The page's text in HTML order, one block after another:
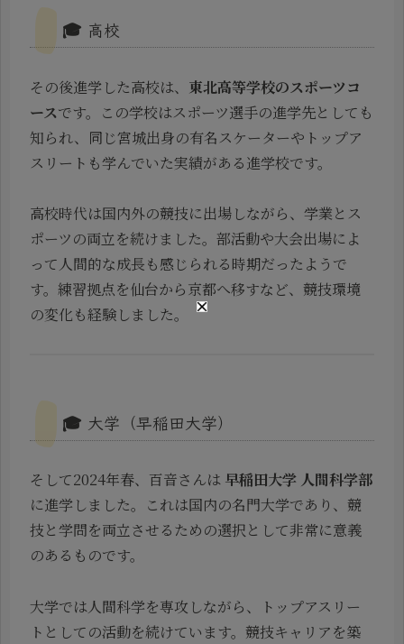
🎓 高校
その後進学した高校は、 東北高等学校のスポーツコ
ースです。この学校はスポーツ選手の進学先としても
知られ、同じ宮城出身の有名スケーターやトップア
スリートも学んでいた実績がある進学校です。
高校時代は国内外の競技に出場しながら、学業とス
ポーツの両立を続けました。部活動や大会出場によ
って人間的な成長も感じられる時期だったようで
す。練習拠点を仙台から京都へ移すなど、競技環境
の変化も経験しました。
🎓 大学（早稲田大学）
そして2024年春、百音さんは 早稲田大学 人間科学部
に進学しました。これは国内の名門大学であり、競
技と学問を両立させるための選択として非常に意義
のあるものです。
大学では人間科学を専攻しながら、トップアスリー
トとしての活動を続けています。競技キャリアを築